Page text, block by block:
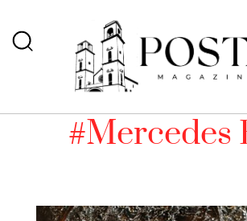
#Mercedes